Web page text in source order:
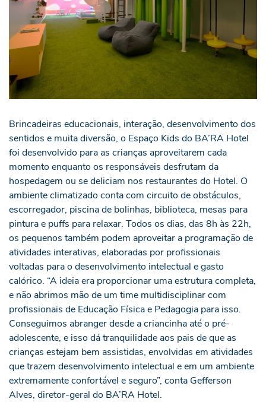
Brincadeiras educacionais, interação, desenvolvimento dos
sentidos e muita diversão, o Espaço Kids do BA’RA Hotel
foi desenvolvido para as crianças aproveitarem cada
momento enquanto os responsáveis desfrutam da
hospedagem ou se deliciam nos restaurantes do Hotel. O
ambiente climatizado conta com circuito de obstáculos,
escorregador, piscina de bolinhas, biblioteca, mesas para
pintura e puffs para relaxar. Todos os dias, das 8h às 22h,
os pequenos também podem aproveitar a programação de
atividades interativas, elaboradas por profissionais
voltadas para o desenvolvimento intelectual e gasto
calórico. “A ideia era proporcionar uma estrutura completa,
e não abrimos mão de um time multidisciplinar com
profissionais de Educação Física e Pedagogia para isso.
Conseguimos abranger desde a criancinha até o pré-
adolescente, e isso dá tranquilidade aos pais de que as
crianças estejam bem assistidas, envolvidas em atividades
que trazem desenvolvimento intelectual e em um ambiente
extremamente confortável e seguro”, conta Gefferson
Alves, diretor-geral do BA’RA Hotel.